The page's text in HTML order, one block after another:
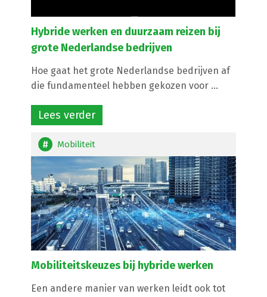
Hybride werken en duurzaam reizen bij
grote Nederlandse bedrijven
Hoe gaat het grote Nederlandse bedrijven af
die fundamenteel hebben gekozen voor ...
Lees verder
Mobiliteit
Mobiliteitskeuzes bij hybride werken
Een andere manier van werken leidt ook tot